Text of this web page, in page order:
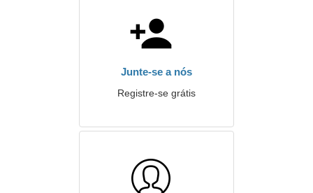
Junte-se a nós
Registre-se grátis